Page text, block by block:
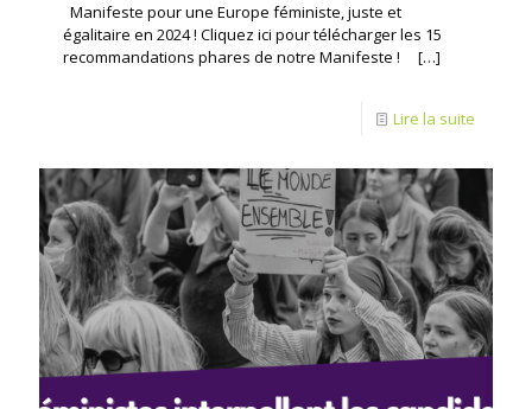
Manifeste pour une Europe féministe, juste et
égalitaire en 2024 ! Cliquez ici pour télécharger les 15
recommandations phares de notre Manifeste !
[…]
Lire la suite